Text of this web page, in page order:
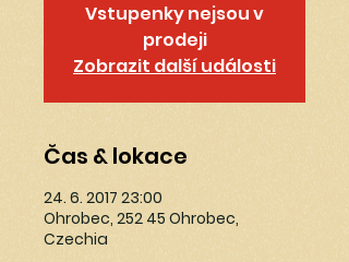
Vstupenky nejsou v
prodeji
Zobrazit další události
Čas & lokace
24. 6. 2017 23:00
Ohrobec, 252 45 Ohrobec,
Czechia